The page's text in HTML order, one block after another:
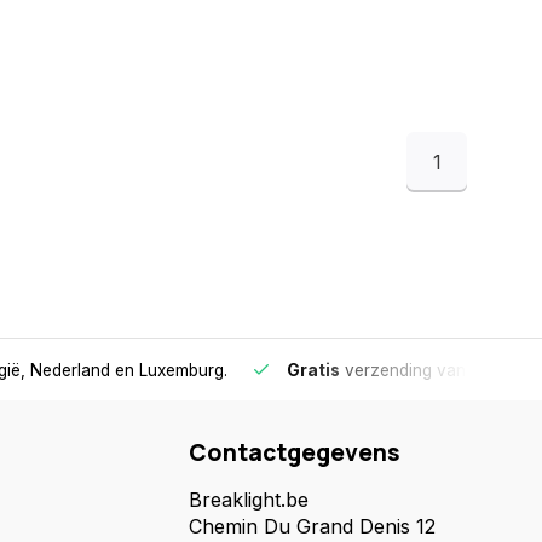
1
Nederland en Luxemburg. Gratis verzending vanaf €75
Contactgegevens
Breaklight.be
Chemin Du Grand Denis 12